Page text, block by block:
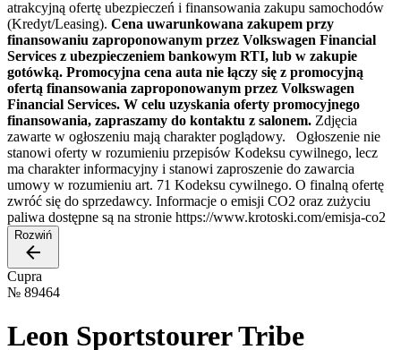
atrakcyjną ofertę ubezpieczeń i finansowania zakupu samochodów
(Kredyt/Leasing). Cena uwarunkowana zakupem przy
finansowaniu zaproponowanym przez Volkswagen Financial
Services z ubezpieczeniem bankowym RTI, lub w zakupie
gotówką. Promocyjna cena auta nie łączy się z promocyjną
ofertą finansowania zaproponowanym przez Volkswagen
Financial Services. W celu uzyskania oferty promocyjnego
finansowania, zapraszamy do kontaktu z salonem. Zdjęcia
zawarte w ogłoszeniu mają charakter poglądowy. Ogłoszenie nie
stanowi oferty w rozumieniu przepisów Kodeksu cywilnego, lecz
ma charakter informacyjny i stanowi zaproszenie do zawarcia
umowy w rozumieniu art. 71 Kodeksu cywilnego. O finalną ofertę
zwróć się do sprzedawcy. Informacje o emisji CO2 oraz zużyciu
paliwa dostępne są na stronie https://www.krotoski.com/emisja-co2
Rozwiń
Cupra
№ 89464
Leon Sportstourer Tribe